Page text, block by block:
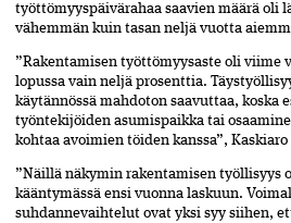
työttömyyspäivärahaa saavien määrä oli
vähemmän kuin tasan neljä vuotta
”Rakentamisen työttömyysaste oli viime
lopussa vain neljä prosenttia.
käytännössä mahdoton saavuttaa, koska
työntekijöiden asumispaikka tai
kohtaa avoimien töiden kanssa”, Kaskiaro
”Näillä näkymin rakentamisen työllisyys
kääntymässä ensi vuonna laskuun.
suhdannevaihtelut ovat yksi syy siihen,